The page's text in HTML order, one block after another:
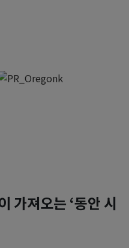
가져오는 ‘동안 시